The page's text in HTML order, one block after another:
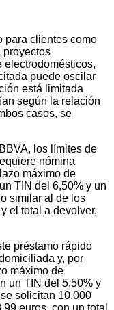
para clientes como
proyectos
electrodomésticos,
puede oscilar
está limitada
según la relación
casos, se
los límites de
nómina
máximo de
TIN del 6,50% y un
similar al de los
el total a devolver,
préstamo rápido
y, por
máximo de
un TIN del 5,50% y
solicitan 10.000
euros, con un total